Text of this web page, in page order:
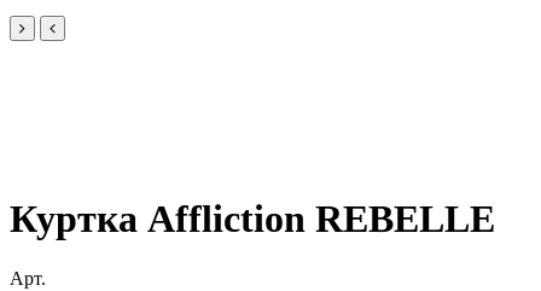
Куртка Affliction REBELLE
Арт.